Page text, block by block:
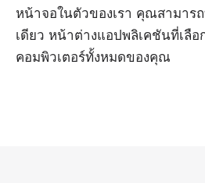
หน้าจอในตัวของเรา คุณสามาร
เดียว หน้าต่างแอปพลิเคชันที่เลื
คอมพิวเตอร์ทั้งหมดของคุณ